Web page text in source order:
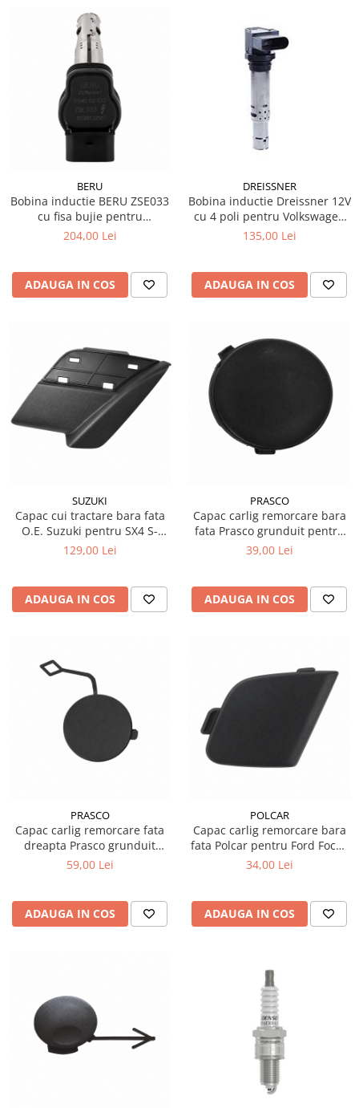
Accesorii Auto
Accesorii telefoane mobile
Cabluri Curent Auto
Cabluri si adaptoare telefoane
Echipamente Service
Huse Auto
Parasolare Auto
Produse curatare IT
Siguranta Rutiera
Stergatoare Auto
LED Omologat RAR
Xenon
Auxiliare Halogen
Auxiliare LED
Accesorii electronice auto
Camere Auto DVR
Senzori de Parcare
Odorizante Auto
Parfum Original
Odorizante grila
BERU
Bobina inductie BERU ZSE033
cu fisa bujie pentru
Volkswagen Passat B7 TSI
204,00 Lei
ADAUGA IN COS
DREISSNER
Bobina inductie Dreissner 12V
cu 4 poli pentru Volkswagen
Scirocco III 1.4 TSI
135,00 Lei
ADAUGA IN COS
SUZUKI
Capac cui tractare bara fata
O.E. Suzuki pentru SX4 S-
Cross
129,00 Lei
ADAUGA IN COS
PRASCO
Capac carlig remorcare bara
fata Prasco grunduit pentru
Ford Focus 2 2007-2011
39,00 Lei
ADAUGA IN COS
PRASCO
Capac carlig remorcare fata
dreapta Prasco grunduit
pentru Volkswagen Touareg
59,00 Lei
ADAUGA IN COS
POLCAR
Capac carlig remorcare bara
fata Polcar pentru Ford Focus
3 2011
34,00 Lei
ADAUGA IN COS